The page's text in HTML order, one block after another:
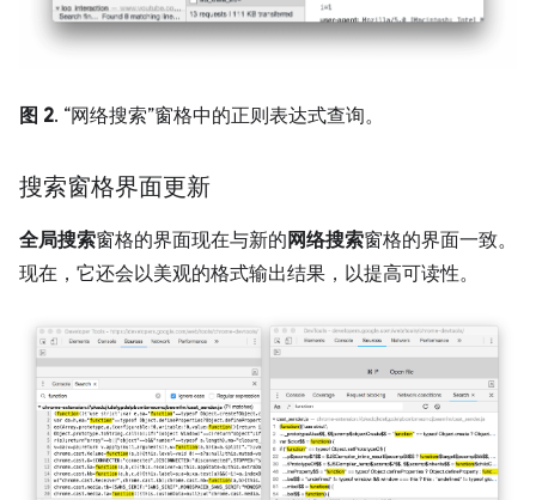
图 2. “网络搜索”窗格中的正则表达式查询。
搜索窗格界面更新
全局搜索窗格的界面现在与新的 网络搜索窗格的界面一致。
现在，它还会以美观的格式输出结果，以提高可读性。